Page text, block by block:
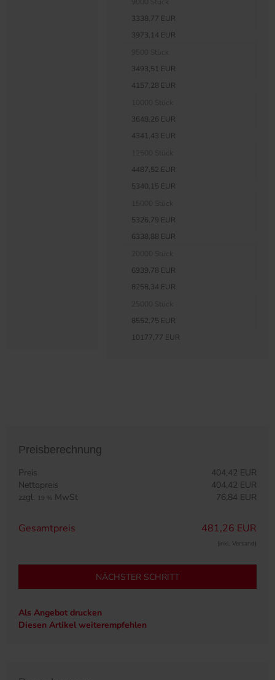
3338,77 EUR
3973,14 EUR
3493,51 EUR
4157,28 EUR
3648,26 EUR
4341,43 EUR
4487,52 EUR
5340,15 EUR
5326,79 EUR
6338,88 EUR
6939,78 EUR
8258,34 EUR
8552,75 EUR
10177,77 EUR
Preisberechnung
Preis
404,42 EUR
Nettopreis
404,42 EUR
zzgl. 19 % MwSt 76,84 EUR
Gesamtpreis 481,26 EUR
(inkl. Versand)
NÄCHSTER SCHRITT
Als Angebot drucken
Diesen Artikel weiterempfehlen